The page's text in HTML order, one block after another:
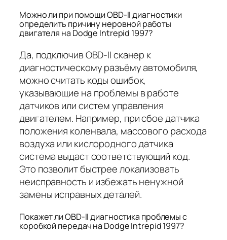
Можно ли при помощи OBD-II диагностики
определить причину неровной работы
двигателя на Dodge Intrepid 1997?
Да, подключив OBD-II сканер к
диагностическому разъёму автомобиля,
можно считать коды ошибок,
указывающие на проблемы в работе
датчиков или систем управления
двигателем. Например, при сбое датчика
положения коленвала, массового расхода
воздуха или кислородного датчика
система выдаст соответствующий код.
Это позволит быстрее локализовать
неисправность и избежать ненужной
замены исправных деталей.
Покажет ли OBD-II диагностика проблемы с
коробкой передач на Dodge Intrepid 1997?